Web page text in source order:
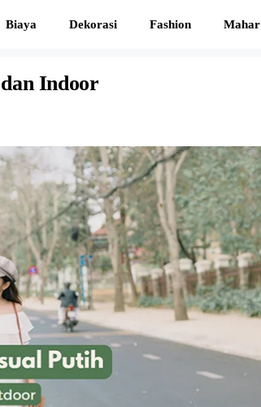
Biaya Dekorasi Fashion Mahar
Indoor